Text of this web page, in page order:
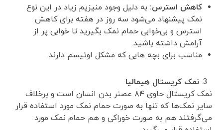
کاهش استرس: به دلیل وجود منیزیم زیاد در این نوع
نمک پیشنهاد می‌شود سه روز در هفته برای کاهش
استرس و بی‌خوابی حمام نمک بگیرید تا خوابی پر از
آرامش داشته باشید.
مناسب برای بچه هایی که مشکل اوتیسم دارند.
نمک کریستال هیمالیا
نمک کریستال حاوی ۸۴ عصنر بدن انسان است و برخلاف
سایر نمک‌ها که تنها به صورت حمام نمک مورد استفاده قرار
می‌گرفتند هم به صورت خوراکی و هم حمام نمک مورد